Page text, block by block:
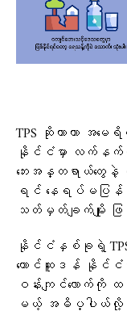
TPS ဆိုတာဟာ အမေရိ
နိုင်ငံမှာ လက်န
ဘေးအန္တရာယ်တွေနဲ့ တ
ရင် နေရပ်မပြ
သတ်မှတ်ချက်မျိုး ဖ
နိုင်ငံနှစ်ခုရဲ့
တောင်ဆူဒန် နိုင်ငံ
ဝန်းကျင်လောက်
မယ့် အဓိပ္ပါယ်လို့